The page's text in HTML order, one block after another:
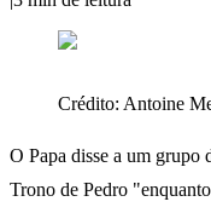
Crédito: Antoine
O Papa disse a um grupo
Trono de Pedro